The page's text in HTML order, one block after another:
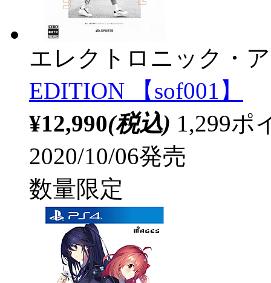
エレクトロニック・
EDITION 【sof001】
¥12,990(税込) 1,299ポ
2020/10/06発売
数量限定